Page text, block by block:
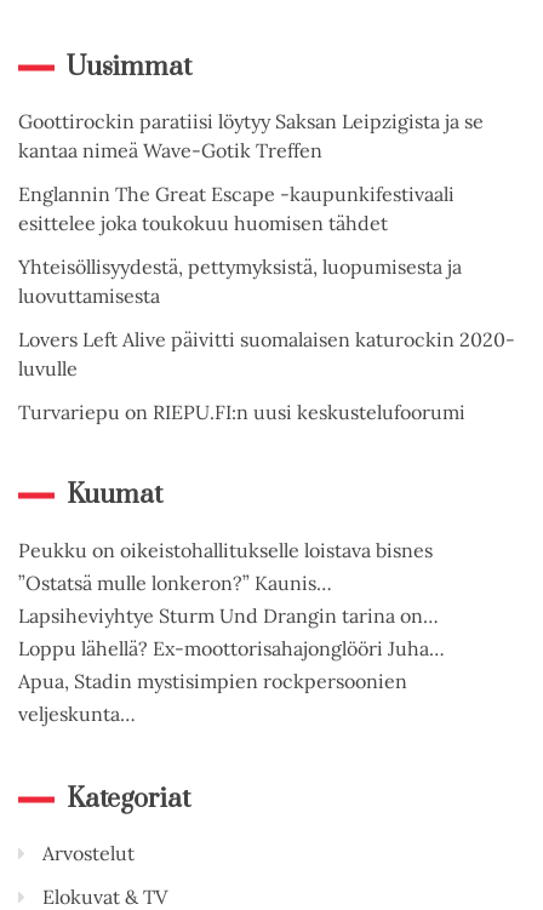
Uusimmat
Goottirockin paratiisi löytyy Saksan Leipzigista ja se
kantaa nimeä Wave-Gotik Treffen
Englannin The Great Escape -kaupunkifestivaali
esittelee joka toukokuu huomisen tähdet
Yhteisöllisyydestä, pettymyksistä, luopumisesta ja
luovuttamisesta
Lovers Left Alive päivitti suomalaisen katurockin 2020-
luvulle
Turvariepu on RIEPU.FI:n uusi keskustelufoorumi
Kuumat
Peukku on oikeistohallitukselle loistava bisnes
”Ostatsä mulle lonkeron?” Kaunis…
Lapsiheviyhtye Sturm Und Drangin tarina on…
Loppu lähellä? Ex-moottorisahajonglööri Juha…
Apua, Stadin mystisimpien rockpersoonien
veljeskunta…
Kategoriat
Arvostelut
Elokuvat & TV